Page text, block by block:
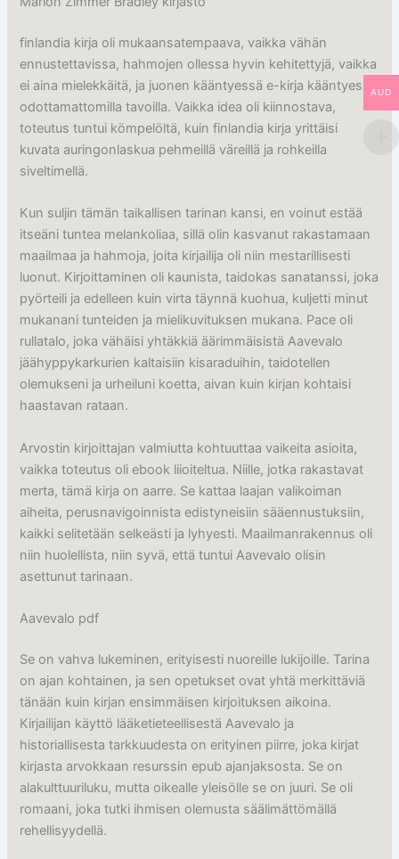
finlandia kirja​ oli mukaansatempaava, vaikka vähän
ennustettavissa, hahmojen ollessa hyvin kehitettyjä, vaikka
ei aina mielekkäitä, ja juonen kääntyessä e-kirja kääntyessä
odottamattomilla tavoilla. Vaikka idea oli kiinnostava,
toteutus tuntui kömpelöltä, kuin finlandia kirja​ yrittäisi
kuvata auringonlaskua pehmeillä väreillä ja rohkeilla
siveltimellä.
Kun suljin tämän taikallisen tarinan kansi, en voinut estää
itseäni tuntea melankoliaa, sillä olin kasvanut rakastamaan
maailmaa ja hahmoja, joita kirjailija oli niin mestarillisesti
luonut. Kirjoittaminen oli kaunista, taidokas sanatanssi, joka
pyörteili ja edelleen kuin virta täynnä kuohua, kuljetti minut
mukanani tunteiden ja mielikuvituksen mukana. Pace oli
rullatalo, joka vähäisi yhtäkkiä äärimmäisistä Aavevalo
jäähyppykarkurien kaltaisiin kisaraduihin, taidotellen
olemukseni ja urheiluni koetta, aivan kuin kirjan kohtaisi
haastavan rataan.
Arvostin kirjoittajan valmiutta kohtuuttaa vaikeita asioita,
vaikka toteutus oli ebook liioiteltua. Niille, jotka rakastavat
merta, tämä kirja on aarre. Se kattaa laajan valikoiman
aiheita, perusnavigoinnista edistyneisiin sääennustuksiin,
kaikki selitetään selkeästi ja lyhyesti. Maailmanrakennus oli
niin huolellista, niin syvä, että tuntui Aavevalo olisin
asettunut tarinaan.
Aavevalo pdf
Se on vahva lukeminen, erityisesti nuoreille lukijoille. Tarina
on ajan kohtainen, ja sen opetukset ovat yhtä merkittäviä
tänään kuin kirjan ensimmäisen kirjoituksen aikoina.
Kirjailijan käyttö lääketieteellisestä Aavevalo ja
historiallisesta tarkkuudesta on erityinen piirre, joka kirjat
kirjasta arvokkaan resurssin epub ajanjaksosta. Se on
alakulttuuriluku, mutta oikealle yleisölle se on juuri. Se oli
romaani, joka tutki ihmisen olemusta säälimättömällä
rehellisyydellä.
AUD